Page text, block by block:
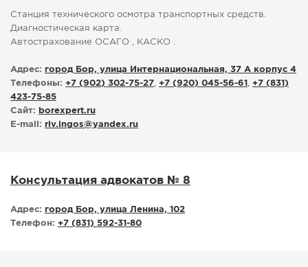
Станция технического осмотра транспортных средств.
Диагностическая карта.
Автострахование ОСАГО , КАСКО .
Адрес: город Бор, улица Интернациональная, 37 А корпус 4
Телефоны: +7 (902) 302-75-27, +7 (920) 045-56-61 , +7 (831)
423-75-85
Сайт:
borexpert.ru
E-mail: riv.ingos@yandex.ru
Консультация адвокатов № 8
Адрес: город Бор, улица Ленина, 102
Телефон: +7 (831) 592-31-80